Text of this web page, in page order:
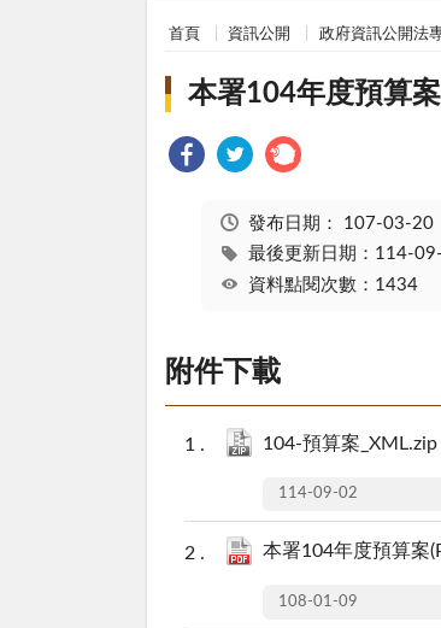
首頁 資訊公開 政府資訊公開法
本署104年度預算案
發布日期： 107-03-20
最後更新日期：114-
資料點閱次數：1434
附件下載
104-預算案_XML.zip
114-09-02
本署104年度預算案
108-01-09